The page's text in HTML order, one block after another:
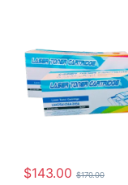
$143.00 $170.00